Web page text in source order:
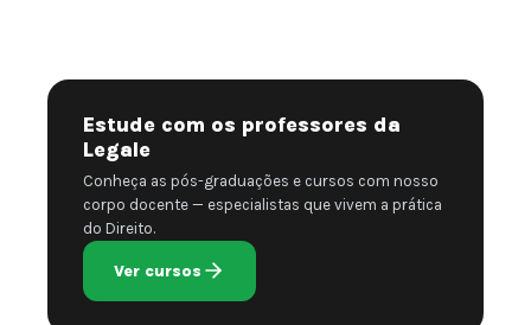
Estude com os professores da
Legale
Conheça as pós-graduações e cursos com nosso
corpo docente — especialistas que vivem a prática
do Direito.
Ver cursos